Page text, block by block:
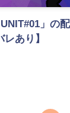
UNIT#01」の
レあり】